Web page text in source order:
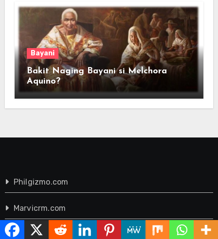
Bayani
Bakit Naging Bayani si Melchora
Aquino?
Philgizmo.com
Marvicrm.com
Leonardo-da-vinci-biography.com